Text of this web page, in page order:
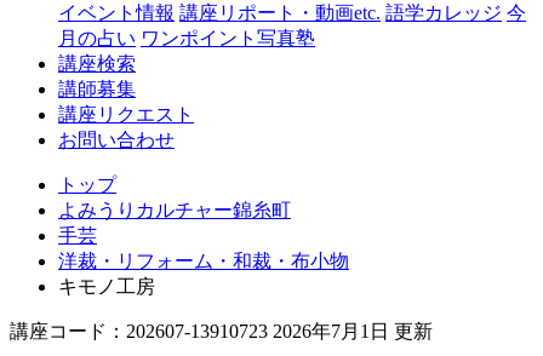
イベント情報 講座リポート・動画etc. 語学カレッジ 今
月の占い ワンポイント写真塾
講座検索
講師募集
講座リクエスト
お問い合わせ
トップ
よみうりカルチャー錦糸町
手芸
洋裁・リフォーム・和裁・布小物
キモノ工房
講座コード：202607-13910723 2026年7月1日 更新